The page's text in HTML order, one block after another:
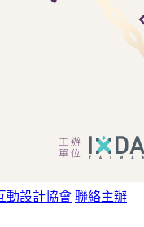
動設計協會 聯絡主辦